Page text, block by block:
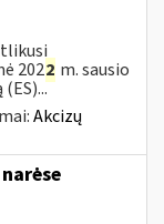
2022 m. sausio
Akcizų